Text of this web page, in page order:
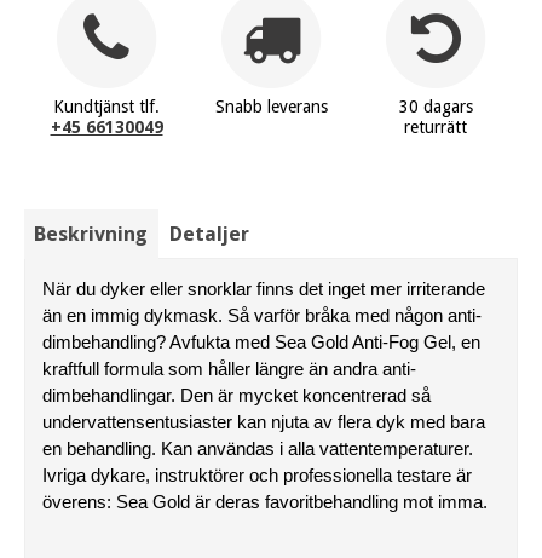
Kundtjänst tlf.
+45 66130049
Snabb leverans
30 dagars
returrätt
Beskrivning Detaljer
När du dyker eller snorklar finns det inget mer irriterande
än en immig dykmask. Så varför bråka med någon anti-
dimbehandling? Avfukta med Sea Gold Anti-Fog Gel, en
kraftfull formula som håller längre än andra anti-
dimbehandlingar. Den är mycket koncentrerad så
undervattensentusiaster kan njuta av flera dyk med bara
en behandling. Kan användas i alla vattentemperaturer.
Ivriga dykare, instruktörer och professionella testare är
överens: Sea Gold är deras favoritbehandling mot imma.